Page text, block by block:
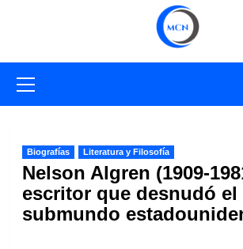
primario
Biografías Literatura y Filosofía
Nelson Algren (1909-
escritor que desnudó el
submundo